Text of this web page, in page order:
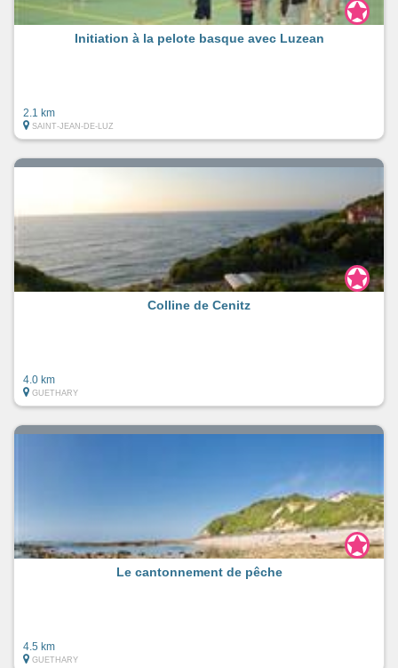
Initiation à la pelote basque avec Luzean
2.1 km
SAINT-JEAN-DE-LUZ
Colline de Cenitz
4.0 km
GUETHARY
Le cantonnement de pêche
4.5 km
GUETHARY